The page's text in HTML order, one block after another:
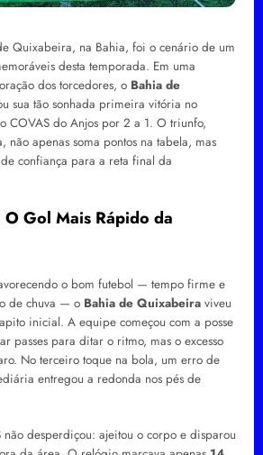
Quixabeira, na Bahia, foi o cenário de um
desta temporada. Em uma
dos torcedores, o Bahia de
sua tão sonhada primeira vitória no
COVAS do Anjos por 2 a 1. O triunfo,
não apenas soma pontos na tabela, mas
confiança para a reta final da
Gol Mais Rápido da
o bom futebol — tempo firme e
de chuva — o Bahia de Quixabeira viveu
inicial. A equipe começou com a posse
passes para ditar o ritmo, mas o excesso
No terceiro toque na bola, um erro de
entregou a redonda nos pés de
desperdiçou: ajeitou o corpo e disparou